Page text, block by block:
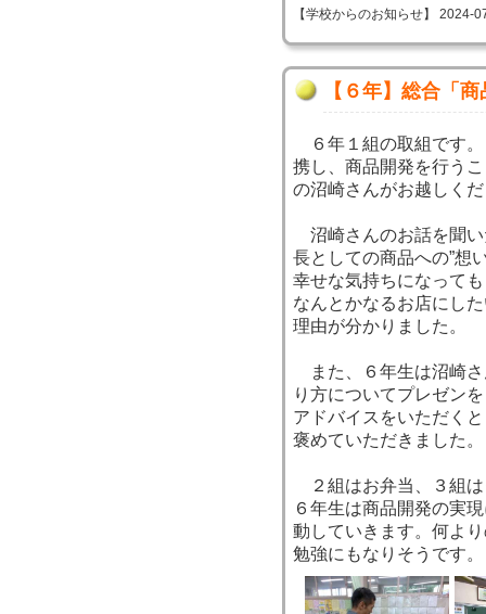
【学校からのお知らせ】 2024-
【６年】総合「
６年１組の取組です。
携し、商品開発を行う
の沼崎さんがお越しく
沼崎さんのお話を聞い
長としての商品への”想
幸せな気持ちになって
なんとかなるお店にし
理由が分かりました。
また、６年生は沼崎さ
り方についてプレゼン
アドバイスをいただく
褒めていただきました。
２組はお弁当、３組は
６年生は商品開発の実
動していきます。何よ
勉強にもなりそうです。